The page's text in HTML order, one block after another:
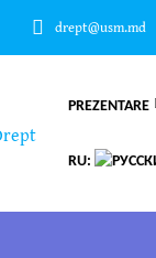
drept@usm.md
PREZENTARE
RU: